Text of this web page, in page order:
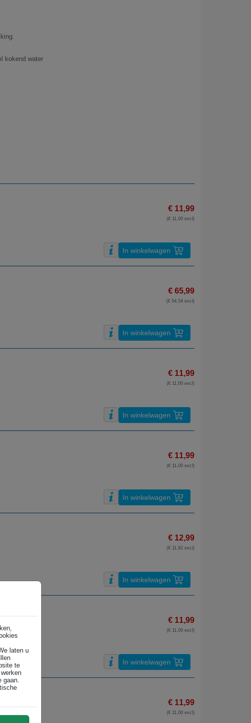
kokend water
€ 11,99
(€ 11,00 excl)
In winkelwagen
€ 65,99
(€ 54,54 excl)
In winkelwagen
€ 11,99
(€ 11,00 excl)
In winkelwagen
€ 11,99
(€ 11,00 excl)
In winkelwagen
€ 12,99
(€ 11,92 excl)
In winkelwagen
€ 11,99
(€ 11,00 excl)
In winkelwagen
€ 11,99
(€ 11,00 excl)
laten u
te
gaan.